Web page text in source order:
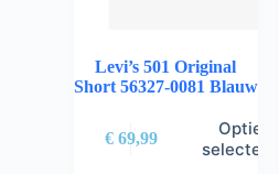
Levi’s 501 Original
Short 56327-0081 Blauw
€69,99
Opties
selecteren